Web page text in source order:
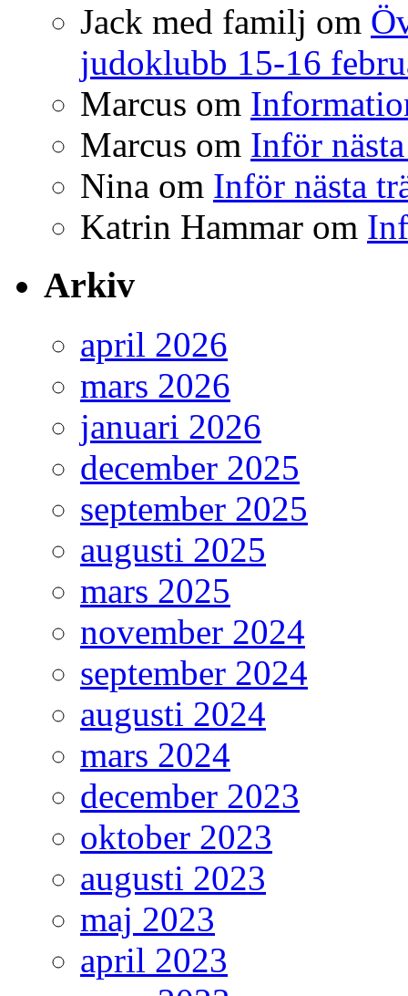
Jack med familj om
judoklubb 15-16
Marcus om
Marcus om Inför
Nina om Inför nästa
Katrin Hammar om
Arkiv
april 2026
mars 2026
januari 2026
december 2025
september 2025
augusti 2025
mars 2025
november 2024
september 2024
augusti 2024
mars 2024
december 2023
oktober 2023
augusti 2023
maj 2023
april 2023